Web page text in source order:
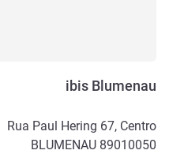
ibis Blumenau
Rua Paul Hering 67, Centro
89010050
BLUMENAU